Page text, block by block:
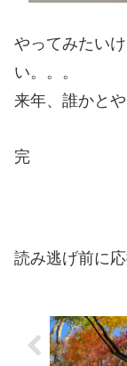
やってみたい
い。。。
来年、誰かと
完
読み逃げ前に